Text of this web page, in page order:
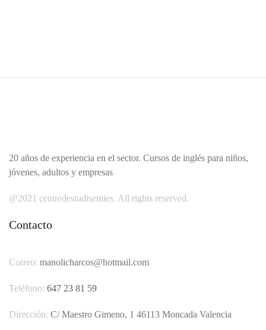
20 años de experiencia en el sector. Cursos de inglés para niños,
jóvenes, adultos y empresas
@2021 centredestudisetnies. All rights reserved.
Contacto
Correo: manolicharcos@hotmail.com
Teléfono: 647 23 81 59
Dirección: C/ Maestro Gimeno, 1 46113 Moncada Valencia